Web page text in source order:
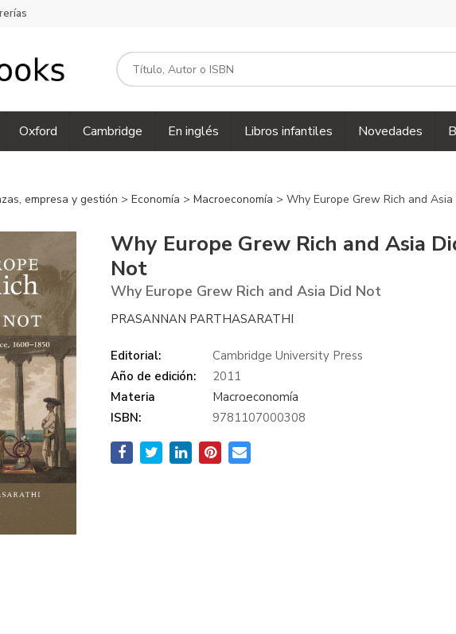
Oxford Cambridge En inglés Libros infantiles Novedades
empresa y gestión > Economía > Macroeconomía > Why Europe Grew Rich and
Why Europe Grew Rich and Asia
Not
Why Europe Grew Rich and Asia Did Not
PRASANNAN PARTHASARATHI
Editorial:
Cambridge University Press
Año de edición:
2011
Materia
Macroeconomía
ISBN:
9781107000308